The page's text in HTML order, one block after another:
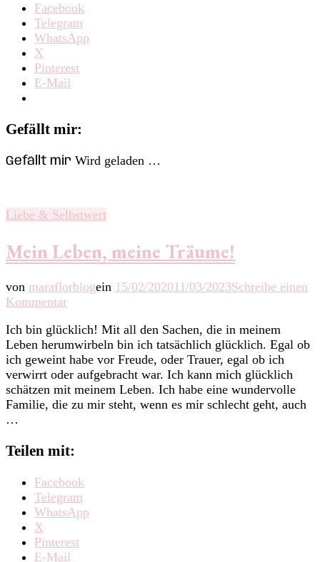
Facebook
Telegram
WhatsApp
X
Pinterest
E-Mail
Gefällt mir:
Gefällt mir Wird geladen …
Liebe & Selbstwert
Mein Leben, meine Träume!
von maraflorblogein 15/02/202011/03/2023Schreibe einen
Kommentarzu
Leben,
meine
Träume!
Ich bin glücklich! Mit all den Sachen, die in meinem
Leben herumwirbeln bin ich tatsächlich glücklich. Egal ob
ich geweint habe vor Freude, oder Trauer, egal ob ich
verwirrt oder aufgebracht war. Ich kann mich glücklich
schätzen mit meinem Leben. Ich habe eine wundervolle
Familie, die zu mir steht, wenn es mir schlecht geht, auch
…
Teilen mit:
Facebook
Telegram
WhatsApp
X
Pinterest
E-Mail